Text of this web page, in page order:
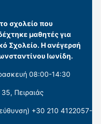
σχολείο που
μαθητές για
Σχολείο. Η ανέγερσή
Ιωνίδη.
08:00-14:30
Πειραιάς
+30 210 4122057-